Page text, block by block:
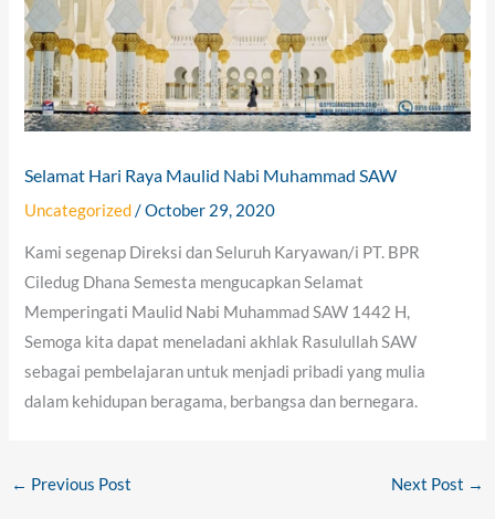
Selamat Hari Raya Maulid Nabi Muhammad SAW
Uncategorized/October 29, 2020
Kami segenap Direksi dan Seluruh Karyawan/i PT. BPR
Ciledug Dhana Semesta mengucapkan Selamat
Memperingati Maulid Nabi Muhammad SAW 1442 H,
Semoga kita dapat meneladani akhlak Rasulullah SAW
sebagai pembelajaran untuk menjadi pribadi yang mulia
dalam kehidupan beragama, berbangsa dan bernegara.
← Previous Post Next Post →